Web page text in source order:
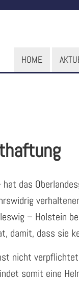
HOME
das
– Holstein
damit, dass sie
nicht
somit eine